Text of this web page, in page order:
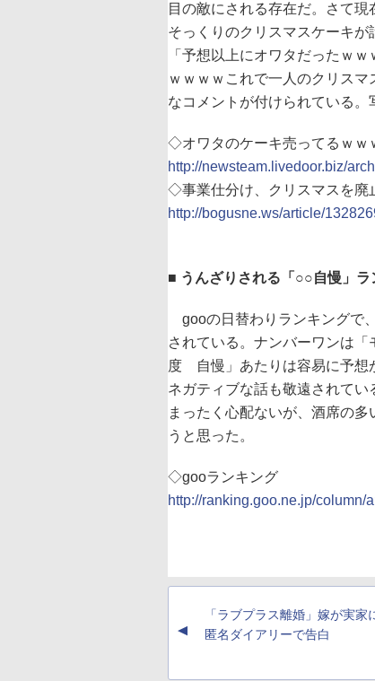
目の敵にされる存在だ。さて
そっくりのクリスマスケーキが
「予想以上にオワタだったｗ
ｗｗｗｗこれで一人のクリス
なコメントが付けられている
◇オワタのケーキ売ってるｗ
http://newsteam.livedoor.biz/
◇事業仕分け、クリスマスを廃
http://bogusne.ws/article/
■ うんざりされる「○○自慢」
gooの日替わりランキングで
されている。ナンバーワンは
度 自慢」あたりは容易に予
ネガティブな話も敬遠されて
まったく心配ないが、酒席の
うと思った。
◇gooランキング
http://ranking.goo.ne.jp/column/
▲
「ラブプラス離婚」嫁が実家
匿名ダイアリーで告白